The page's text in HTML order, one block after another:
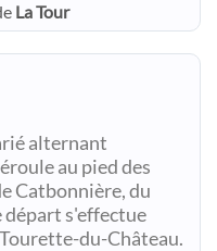
La Tour
alternant
au pied des
Catbonnière, du
départ s'effectue
du-Château.